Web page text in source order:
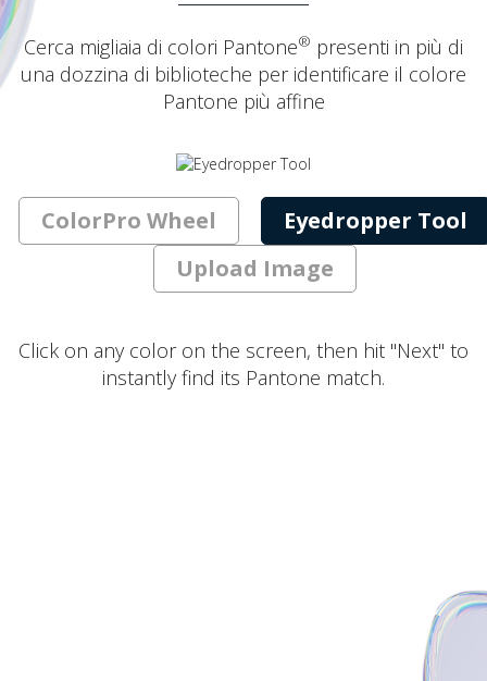
Cerca migliaia di colori Pantone® presenti in più di
una dozzina di biblioteche per identificare il colore
Pantone più affine
ColorPro Wheel
Eyedropper Tool
Upload Image
Click on any color on the screen, then hit "Next" to
instantly find its Pantone match.